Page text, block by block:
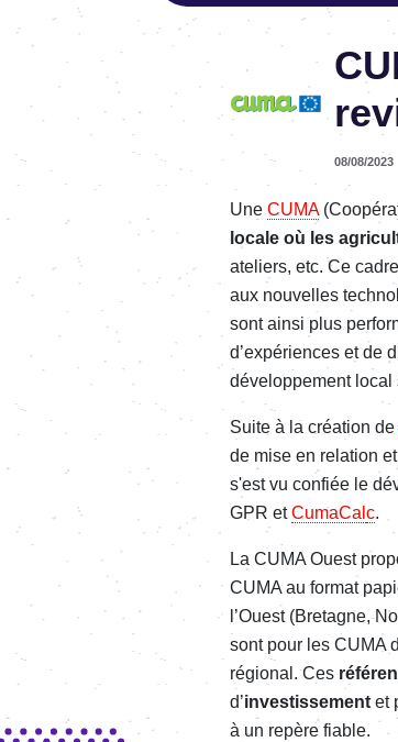
08/08/2023
Une CUMA
locale où les
ateliers, etc. Ce
aux nouvelles
sont ainsi plus
d’expériences et de
développement local
Suite à la création de
de mise en relation
s'est vu confiée le
GPR etCumaCal c.
La CUMA Ouest
CUMA au format
l’Ouest (Bretagne,
sont pour les CUMA
régional. Ces
d’investissement et
à un repère fiable.